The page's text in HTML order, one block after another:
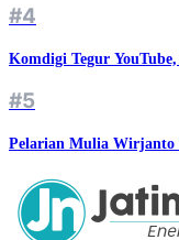
#4
Komdigi Tegur
#5
Pelarian Mulia Wirjanto